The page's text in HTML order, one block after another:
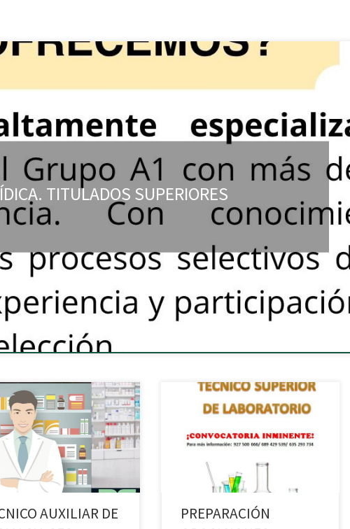
TITULADOS SUPERIORES
OPOSICIONES TÉCNICO
SES
AUXILIAR DE
Acadex iniciará un nuevo grupo de
preparación de las Oposiciones del
SES de Técnico Superior de
Laboratorio, en Cáceres y Badajoz No
más información al
689.42.95.39/655.20.81.40/927.50.06.
PREPARACIÓN